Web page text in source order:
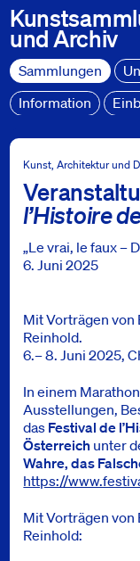
undArchiv
Sammlungen
Information
News
Kunst, Architektur und
l’Histoire
„Le vrai, le faux –
6. Juni 2025
Mit Vorträgen von
Reinhold.
6.– 8. Juni 2025,
In einem
Ausstellungen,
das Festival de
Österreich unter
Wahre, das
https://
Mit Vorträgen von
Reinhold: